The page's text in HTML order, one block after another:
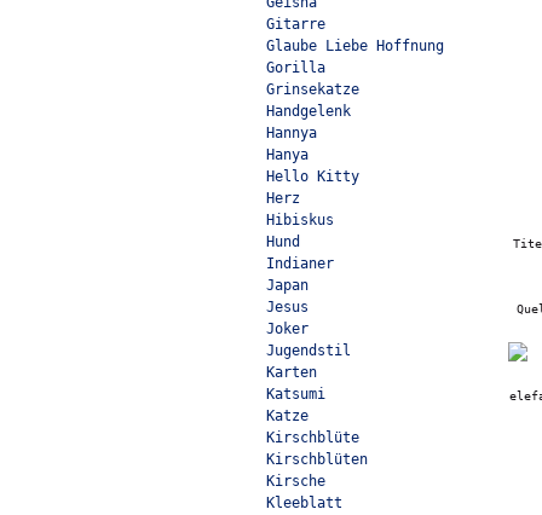
Gitarre
Glaube Liebe Hoffnung
Gorilla
Grinsekatze
Handgelenk
Hannya
Hanya
Hello Kitty
Herz
Hibiskus
Hund
Indianer
Japan
Jesus
Joker
Jugendstil
Karten
Katsumi
Katze
Kirschblüte
Kirschblüten
Kirsche
Kleeblatt